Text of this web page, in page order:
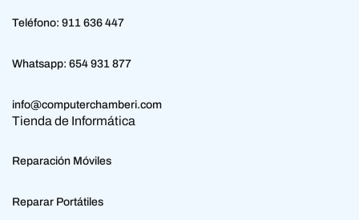
Teléfono: 911 636 447
Whatsapp: 654 931 877
info@computerchamberi.com
Tienda de Informática
Reparación Móviles
Reparar Portátiles